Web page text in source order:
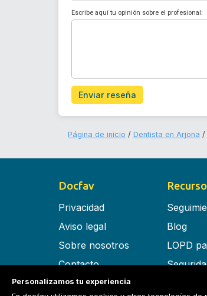
Escribe aquí tu opinión sobre el profesional:
Enviar reseña
Página de inicio Dentista en Arjona
Docfav
Privacidad
Aviso legal
Sobre nosotros
Contacto
Términos y condiciones
Blog
LOPD
Personalizamos tu experiencia